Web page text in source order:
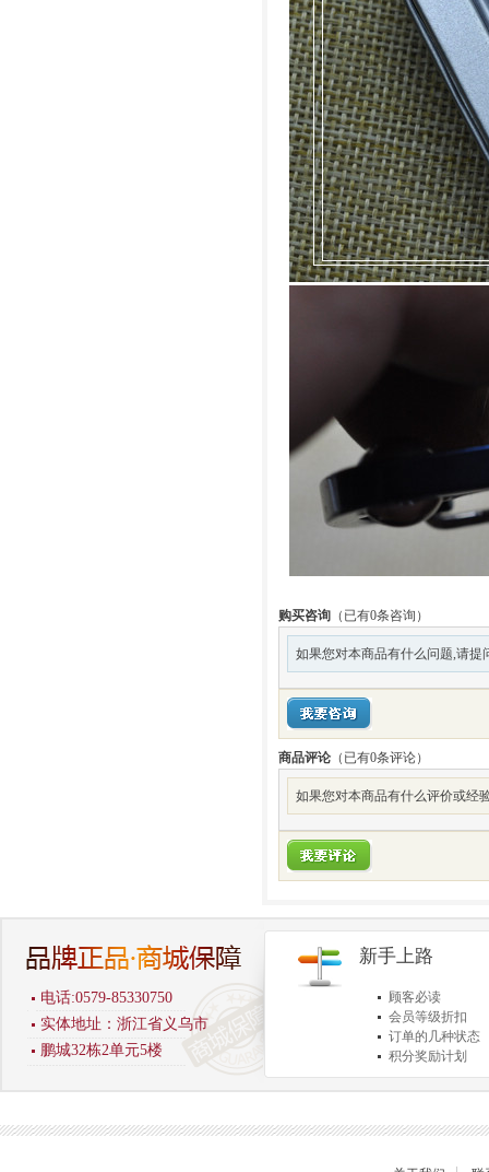
购买咨询 （已有0条咨询）
如果您对本商品有什么问题,请提
商品评论 （已有0条评论）
如果您对本商品有什么评价或经
电话:0579-85330750
实体地址：浙江省义乌市
鹏城32栋2单元5楼
新手上路
顾客必读
会员等级折扣
订单的几种状态
积分奖励计划
商品退货保障